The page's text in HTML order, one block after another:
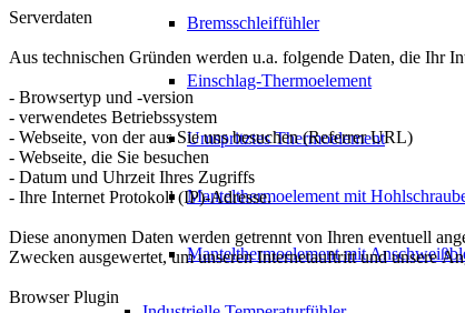
Bremsschleiffühler
Einschlag-Thermoelement
Umspritztes Thermoelement
Mantelthermoelement mit
Mantelthermoelement mit
Serverdaten
Aus technischen Gründen werden u.a. folgende Daten, die Ihr
- Browsertyp und -version
- verwendetes Betriebssystem
- Webseite, von der aus Sie uns besuchen (Referrer URL)
- Webseite, die Sie besuchen
- Datum und Uhrzeit Ihres Zugriffs
- Ihre Internet Protokoll (IP)-Adresse.
Diese anonymen Daten werden getrennt von Ihren eventuell
Zwecken ausgewertet, um unseren Internetauftritt und unsere
Browser Plugin